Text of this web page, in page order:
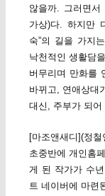
않을까. 그러면서
가상)다. 하지만
숙”의 길을 가지
낙천적인 생활담
버무리며 만화를
바뀌고, 연애상대
대신, 주부가 되어
[마조앤새디](정
초중반에 개인홈
게 된 작가가 수
트 네이버에 마련